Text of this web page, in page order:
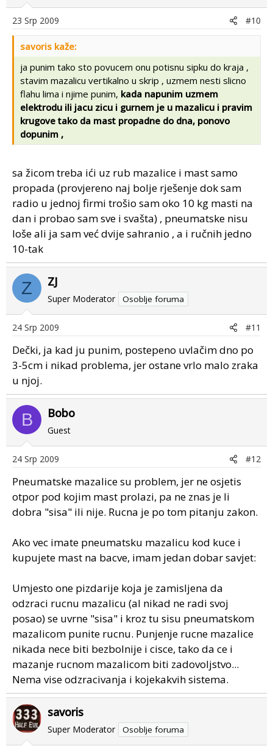
23 Srp 2009 #10
savoris kaže:
ja punim tako sto povucem onu potisnu sipku do kraja ,
stavim mazalicu vertikalno u skrip , uzmem nesti slicno
flahu lima i njime punim, kada napunim uzmem
elektrodu ili jacu zicu i gurnem je u mazalicu i pravim
krugove tako da mast propadne do dna, ponovo
dopunim ,
sa žicom treba ići uz rub mazalice i mast samo
propada (provjereno naj bolje rješenje dok sam
radio u jednoj firmi trošio sam oko 10 kg masti na
dan i probao sam sve i svašta) , pneumatske nisu
loše ali ja sam već dvije sahranio , a i ručnih jedno
10-tak
Z ZJ
Super Moderator Osoblje foruma
24 Srp 2009 #11
Dečki, ja kad ju punim, postepeno uvlačim dno po
3-5cm i nikad problema, jer ostane vrlo malo zraka
u njoj.
B Bobo
Guest
24 Srp 2009 #12
Pneumatske mazalice su problem, jer ne osjetis
otpor pod kojim mast prolazi, pa ne znas je li
dobra "sisa" ili nije. Rucna je po tom pitanju zakon.
Ako vec imate pneumatsku mazalicu kod kuce i
kupujete mast na bacve, imam jedan dobar savjet:
Umjesto one pizdarije koja je zamisljena da
odzraci rucnu mazalicu (al nikad ne radi svoj
posao) se uvrne "sisa" i kroz tu sisu pneumatskom
mazalicom punite rucnu. Punjenje rucne mazalice
nikada nece biti bezbolnije i cisce, tako da ce i
mazanje rucnom mazalicom biti zadovoljstvo...
Nema vise odzracivanja i kojekakvih sistema.
savoris
Super Moderator Osoblje foruma